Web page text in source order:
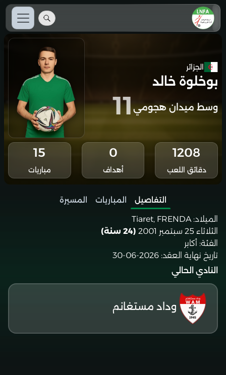
الجزائر
بوخلوة خالد
وسط ميدان هجومي11
1208
دقائق اللعب
0
أهداف
15
مباريات
التفاصيل المباريات
المسيرة
الميلاد: Tiaret, FRENDA
الثلاثاء 25 سبتمبر 2001
(24 سنة)
الفئة: أكابر
تاريخ نهاية العقد: 2026-06-30
النادي الحالي
وداد مستغانم